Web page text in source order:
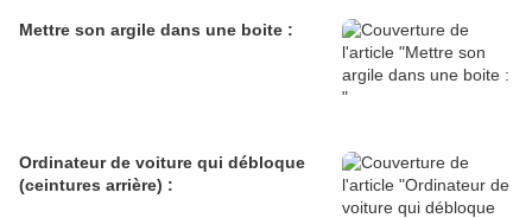
Mettre son argile dans une boite :
Ordinateur de voiture qui débloque
(ceintures arrière) :